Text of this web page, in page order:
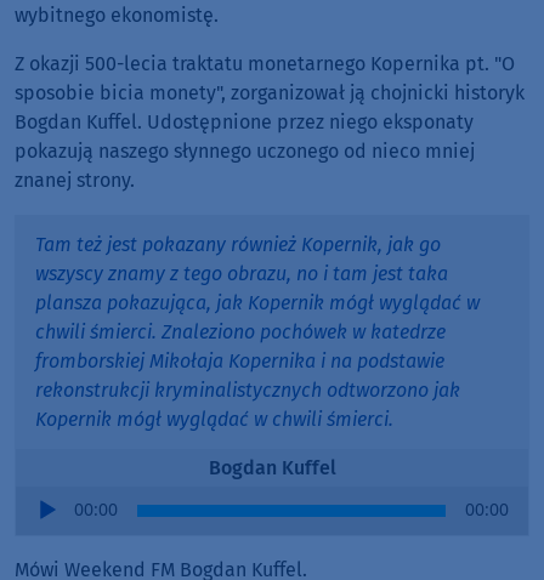
wybitnego ekonomistę.
Z okazji 500-lecia traktatu monetarnego Kopernika pt. "O
sposobie bicia monety", zorganizował ją chojnicki historyk
Bogdan Kuffel. Udostępnione przez niego eksponaty
pokazują naszego słynnego uczonego od nieco mniej
znanej strony.
Tam też jest pokazany również Kopernik, jak go
wszyscy znamy z tego obrazu, no i tam jest taka
plansza pokazująca, jak Kopernik mógł wyglądać w
chwili śmierci. Znaleziono pochówek w katedrze
fromborskiej Mikołaja Kopernika i na podstawie
rekonstrukcji kryminalistycznych odtworzono jak
Kopernik mógł wyglądać w chwili śmierci.
Bogdan Kuffel
Audio
00:00 00:00
Mówi Weekend FM Bogdan Kuffel.